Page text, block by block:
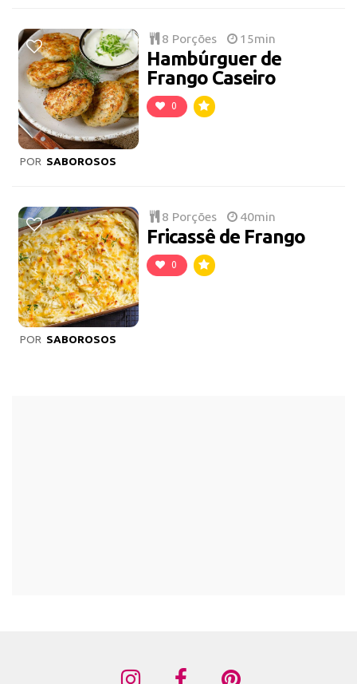
8 Porções 15min
Hambúrguer de
Frango Caseiro
0
POR SABOROSOS
8 Porções 40min
Fricassê de Frango
0
POR SABOROSOS